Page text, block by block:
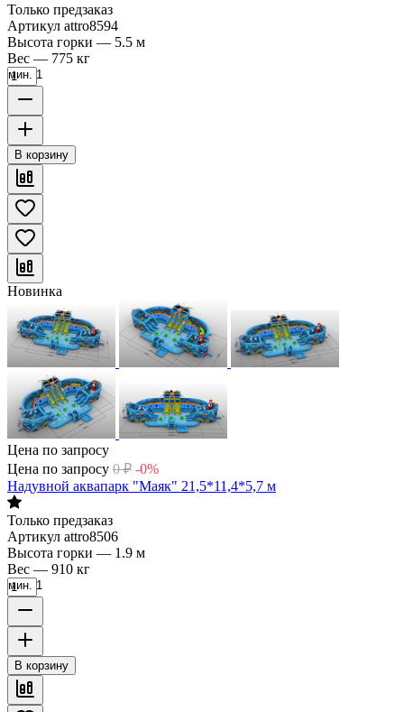
Только предзаказ
Артикул attro8594
Высота горки — 5.5 м
Вес — 775 кг
мин. 1
В корзину
Новинка
Цена по запросу
Цена по запросу 0 ₽ -0%
Надувной аквапарк "Маяк" 21,5*11,4*5,7 м
Только предзаказ
Артикул attro8506
Высота горки — 1.9 м
Вес — 910 кг
мин. 1
В корзину